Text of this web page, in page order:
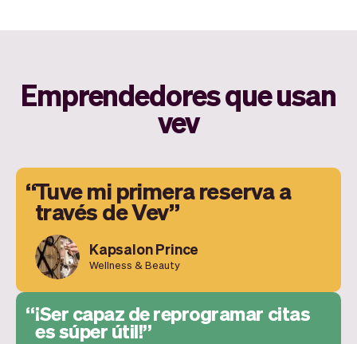
Emprendedores que usan
vev
Tuve mi primera reserva a
través de Vev
Kapsalon Prince
Wellness & Beauty
¡Ser capaz de reprogramar citas
es súper útil!